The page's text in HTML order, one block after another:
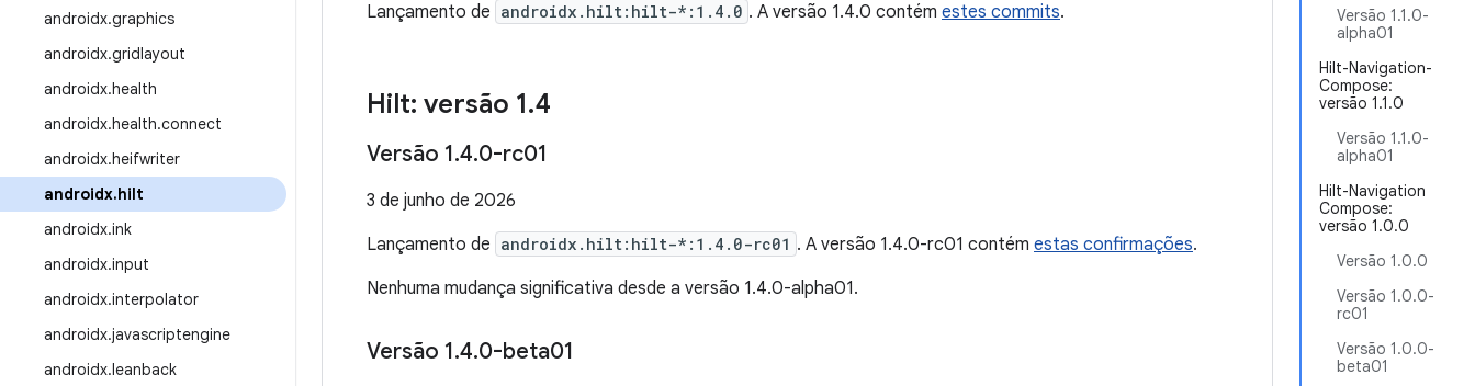
androidx.graphics
androidx.gridlayout
androidx.health
androidx.health.connect
androidx.heifwriter
androidx.hilt
androidx.ink
androidx.input
androidx.interpolator
androidx.javascriptengine
androidx.leanback
Versão 1.1.0-
alpha01
Hilt-Navigation-
Compose:
versão 1.1.0
Versão 1.1.0-
alpha01
Hilt-Navigation
Compose:
versão 1.0.0
Versão 1.0.0
Versão 1.0.0-
rc01
Versão 1.0.0-
beta01
Lançamento de androidx.hilt:hilt-*:1.4.0 . A versão 1.4.0 contém estes commits.
Hilt: versão 1.4
Versão 1.4.0-rc01
3 de junho de 2026
Lançamento de androidx.hilt:hilt-*:1.4.0-rc01 . A versão 1.4.0-rc01 contém estas confirmações.
Nenhuma mudança significativa desde a versão 1.4.0-alpha01.
Versão 1.4.0-beta01